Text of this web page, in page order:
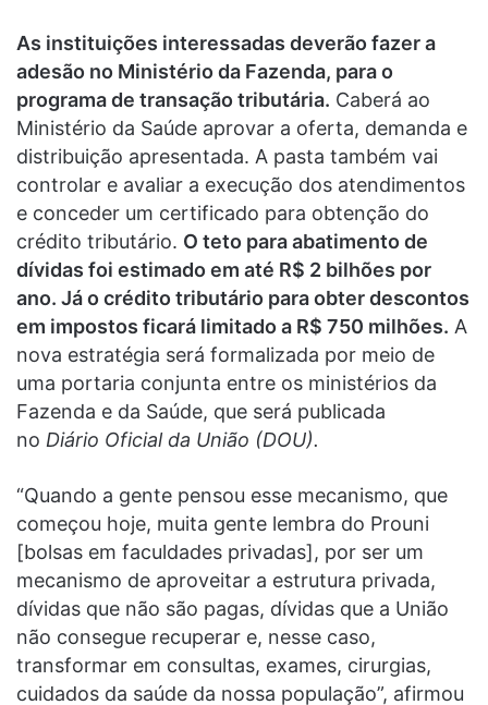
As instituições interessadas deverão fazer a
adesão no Ministério da Fazenda, para o
programa de transação tributária. Caberá ao
Ministério da Saúde aprovar a oferta, demanda e
distribuição apresentada. A pasta também vai
controlar e avaliar a execução dos atendimentos
e conceder um certificado para obtenção do
crédito tributário. O teto para abatimento de
dívidas foi estimado em até R$ 2 bilhões por
ano. Já o crédito tributário para obter descontos
em impostos ficará limitado a R$ 750 milhões. A
nova estratégia será formalizada por meio de
uma portaria conjunta entre os ministérios da
Fazenda e da Saúde, que será publicada
no Diário Oficial da União (DOU).
“Quando a gente pensou esse mecanismo, que
começou hoje, muita gente lembra do Prouni
[bolsas em faculdades privadas], por ser um
mecanismo de aproveitar a estrutura privada,
dívidas que não são pagas, dívidas que a União
não consegue recuperar e, nesse caso,
transformar em consultas, exames, cirurgias,
cuidados da saúde da nossa população”, afirmou